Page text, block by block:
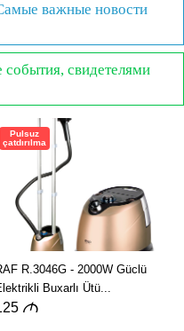
важные новости
события, свидетелями